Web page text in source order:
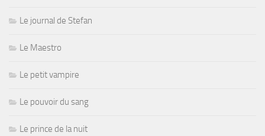
Le journal de Stefan
Le Maestro
Le petit vampire
Le pouvoir du sang
Le prince de la nuit